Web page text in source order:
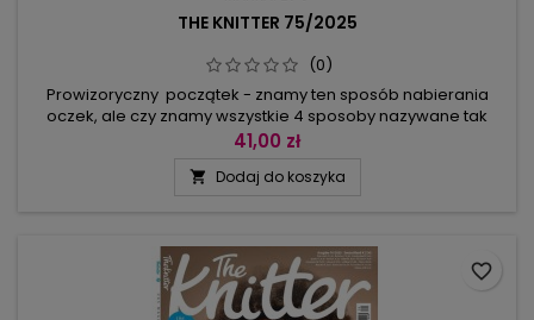
THE KNITTER 75/2025
(0)
Prowizoryczny początek - znamy ten sposób nabierania
oczek, ale czy znamy wszystkie 4 sposoby nazywane tak
samo? Bardzo się one różnią i dają różne możliwości.
w pasy w romby z efektem cienia, kamizelka dla niego,
41,00 zł
 Dodaj do koszyka
favorite_border